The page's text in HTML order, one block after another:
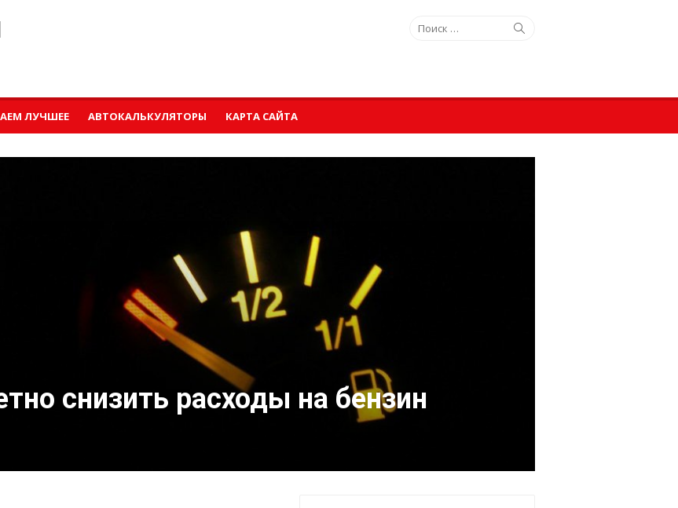
Искать:
ЛУЧШЕЕ АВТОКАЛЬКУЛЯТОРЫ КАРТА САЙТА
снизить расходы на бензин